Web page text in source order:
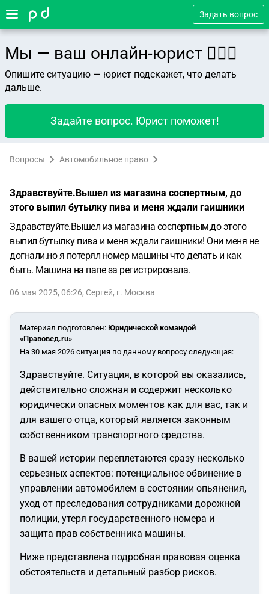
Задать вопрос
Мы — ваш онлайн-юрист 👨🏻‍⚖️
Опишите ситуацию — юрист подскажет, что делать
дальше.
Задайте вопрос. Юрист поможет!
Вопросы Автомобильное право
Здравствуйте.Вышел из магазина соспертным, до
этого выпил бутылку пива и меня ждали гаишники
Здравствуйте.Вышел из магазина соспертным,до этого
выпил бутылку пива и меня ждали гаишники! Они меня не
догнали.но я потерял номер машины что делать и как
быть. Машина на папе за регистрировала.
06 мая 2025, 06:26, Сергей, г. Москва
Материал подготовлен: Юридической командой
«Правовед.ru»
На 30 мая 2026 ситуация по данному вопросу следующая:
Здравствуйте. Ситуация, в которой вы оказались,
действительно сложная и содержит несколько
юридически опасных моментов как для вас, так и
для вашего отца, который является законным
собственником транспортного средства.
В вашей истории переплетаются сразу несколько
серьезных аспектов: потенциальное обвинение в
управлении автомобилем в состоянии опьянения,
уход от преследования сотрудниками дорожной
полиции, утеря государственного номера и
защита прав собственника машины.
Ниже представлена подробная правовая оценка
обстоятельств и детальный разбор рисков.